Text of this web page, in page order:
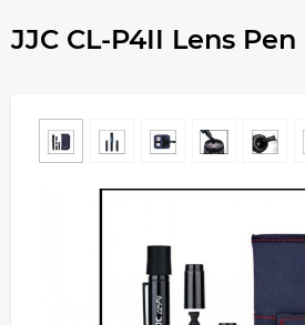
JJC CL-P4II Lens Pen